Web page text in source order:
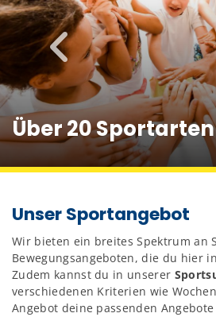
Über 20 Sportarten
Unser Sportangebot
Wir bieten ein breites Spektrum an
Bewegungsangeboten, die du hier
Zudem kannst du in unserer
verschiedenen Kriterien wie
Angebot deine passenden